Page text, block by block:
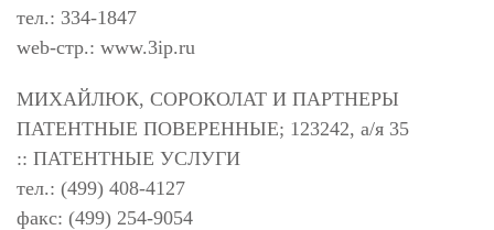
тел.: 334-1847
web-стр.: www.3ip.ru
МИХАЙЛЮК, СОРОКОЛАТ И ПАРТНЕРЫ
ПАТЕНТНЫЕ ПОВЕРЕННЫЕ; 123242, а/я 35
:: ПАТЕНТНЫЕ УСЛУГИ
тел.: (499) 408-4127
факс: (499) 254-9054